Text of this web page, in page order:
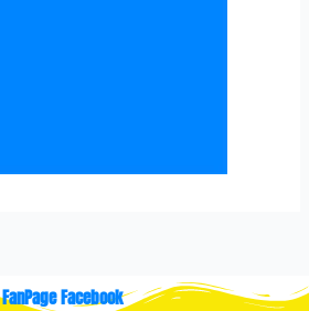
FanPage Facebook